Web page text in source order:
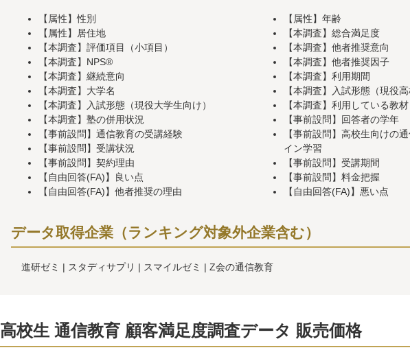
【属性】性別
【属性】年齢
【属性】居住地
【本調査】総合満足度
【本調査】評価項目（小項目）
【本調査】他者推奨意向
【本調査】NPS®
【本調査】他者推奨因子
【本調査】継続意向
【本調査】利用期間
【本調査】大学名
【本調査】入試形態（現役高
【本調査】入試形態（現役大学生向け）
【本調査】利用している教材
【本調査】塾の併用状況
【事前設問】回答者の学年
【事前設問】通信教育の受講経験
【事前設問】高校生向けの
イン学習
【事前設問】受講状況
【事前設問】受講期間
【事前設問】契約理由
【事前設問】料金把握
【自由回答(FA)】良い点
【自由回答(FA)】悪い点
【自由回答(FA)】他者推奨の理由
データ取得企業（ランキング対象外企業含む）
進研ゼミ スタディサプリ スマイルゼミ Z会の通信教育
高校生 通信教育 顧客満足度調査データ 販売価格